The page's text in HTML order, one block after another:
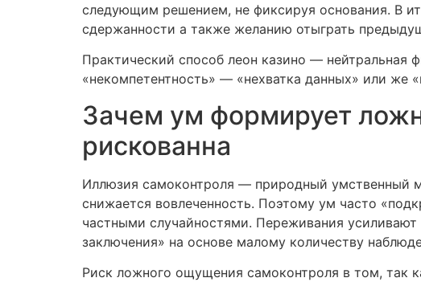
следующим решением, не фиксируя основания. В
сдержанности а также желанию отыграть
Практический способ леон казино — нейтральная
«некомпетентность» — «нехватка данных» или же
Зачем ум формирует
рискованна
Иллюзия самоконтроля — природный умственный
снижается вовлеченность. Поэтому ум часто
частными случайностями. Переживания
заключения» на основе малому количеству
Риск ложного ощущения самоконтроля в том, так